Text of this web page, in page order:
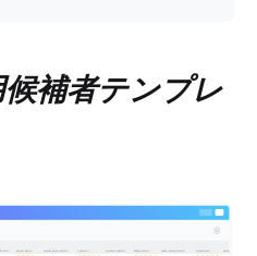
補者テンプレ